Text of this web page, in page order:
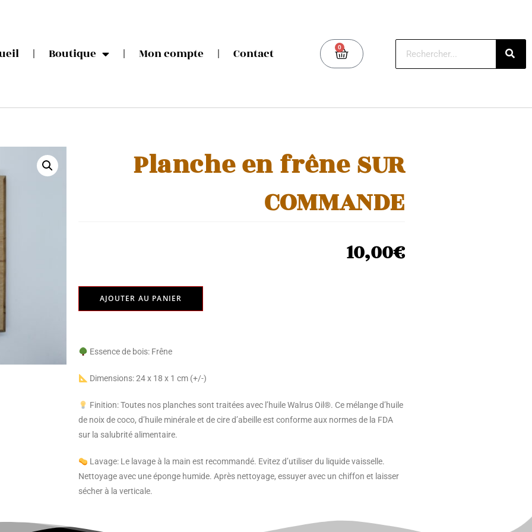
Boutique Mon compte Contact 0
Planche en frêne SUR
COMMANDE
10,00€
AJOUTER AU PANIER
Essence de bois: Frêne
Dimensions: 24 x 18 x 1 cm (+/-)
Finition: Toutes nos planches sont traitées avec l’huile Walrus Oil®. Ce mélange d’huile
de noix de coco, d’huile minérale et de cire d’abeille est conforme aux normes de la FDA
sur la salubrité alimentaire.
Lavage: Le lavage à la main est recommandé. Evitez d’utiliser du liquide vaisselle.
Nettoyage avec une éponge humide. Après nettoyage, essuyer avec un chiffon et laisser
sécher à la verticale.